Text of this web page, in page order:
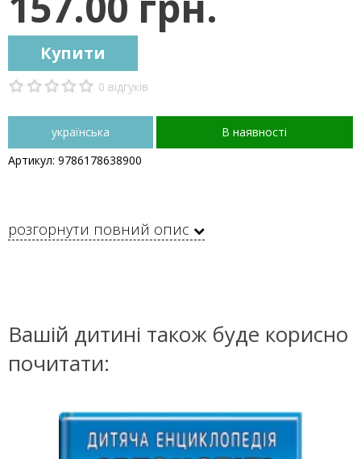
Купити
0 відгуків
українська
В наявності
Артикул: 9786178638900
розгорнути повний опис
Вашій дитині також буде корисно
почитати: